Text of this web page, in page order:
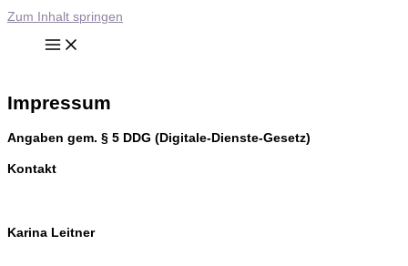
Zum Inhalt springen
Impressum
Angaben gem. § 5 DDG (Digitale-Dienste-Gesetz)
Kontakt
Karina Leitner